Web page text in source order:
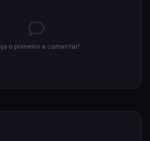
o primeiro a comentar!